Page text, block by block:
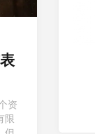
资
限